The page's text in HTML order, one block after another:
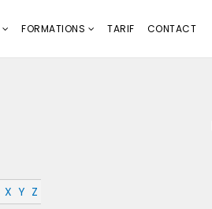
FORMATIONS TARIF CONTACT
X Y Z